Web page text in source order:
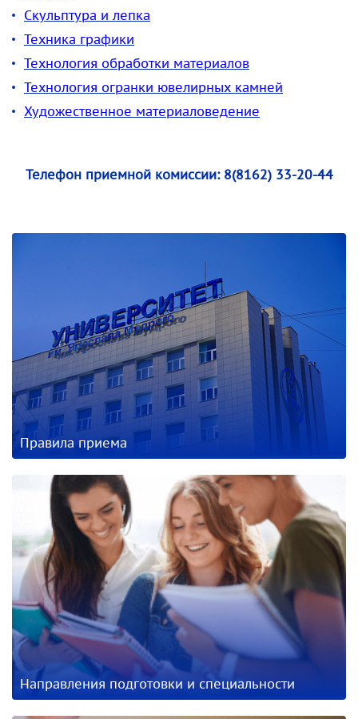
Скульптура и лепка
Техника графики
Технология обработки материалов
Технология огранки ювелирных камней
Художественное материаловедение
Телефон приемной комиссии:8(8162) 33-20-44
Правила приема
Направления подготовки и специальности